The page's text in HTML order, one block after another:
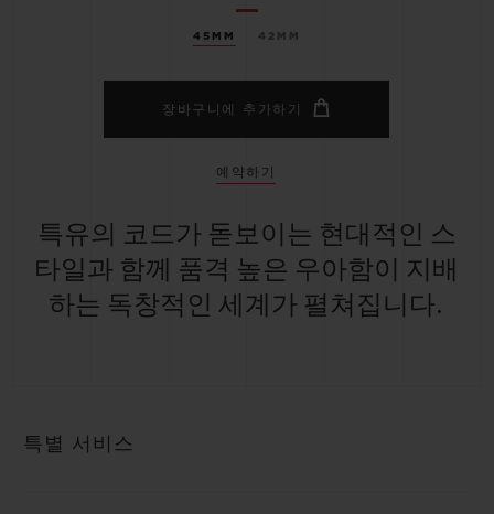
45MM 42MM
장바구니에 추가하기
예약하기
특유의 코드가 돋보이는 현대적인 스
타일과 함께 품격 높은 우아함이 지배
하는 독창적인 세계가 펼쳐집니다.
특별 서비스